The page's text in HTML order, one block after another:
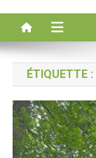
ÉTIQUETTE :